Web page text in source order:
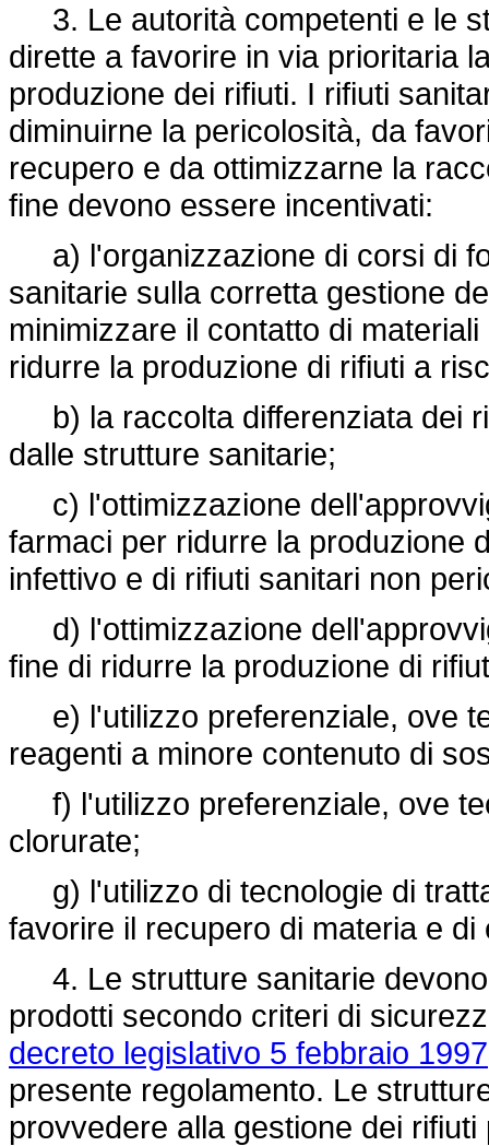
3. Le autorità competenti e le
dirette a favorire in via prioritaria
produzione dei rifiuti. I rifiuti
diminuirne la pericolosità, da
recupero e da ottimizzarne la
fine devono essere incentivati:
a) l'organizzazione di corsi di
sanitarie sulla corretta gestione
minimizzare il contatto di
ridurre la produzione di rifiuti a
b) la raccolta differenziata dei
dalle strutture sanitarie;
c) l'ottimizzazione
farmaci per ridurre la produzione
infettivo e di rifiuti sanitari non
d) l'ottimizzazione
fine di ridurre la produzione di
e) l'utilizzo preferenziale, ove
reagenti a minore contenuto di
f) l'utilizzo preferenziale, ove
clorurate;
g) l'utilizzo di tecnologie di
favorire il recupero di materia e di
4. Le strutture sanitarie
prodotti secondo criteri di
decreto legislativo 5 febbraio
presente regolamento. Le
provvedere alla gestione dei